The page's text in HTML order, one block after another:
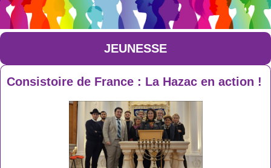
JEUNESSE
Consistoire de France : La Hazac en action !